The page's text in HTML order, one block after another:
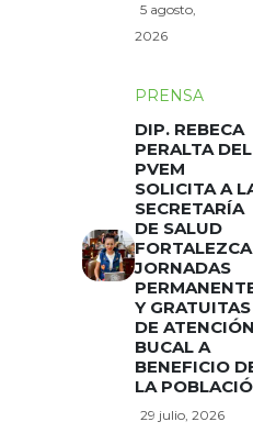
5 agosto,
2026
PRENSA
DIP. REBECA
PERALTA DEL
PVEM
SOLICITA A
SECRETARÍA
DE SALUD
FORTALEZCA
JORNADAS
Y GRATUITAS
DE
BUCAL A
BENEFICIO
LA
29 julio, 2026